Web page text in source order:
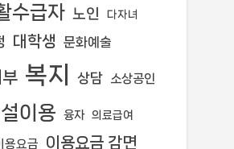
수급자 노인 다자녀
대학생 문화예술
복지 상담 소상공인
이용 융자 의료급여
용요금 이용요금 감면